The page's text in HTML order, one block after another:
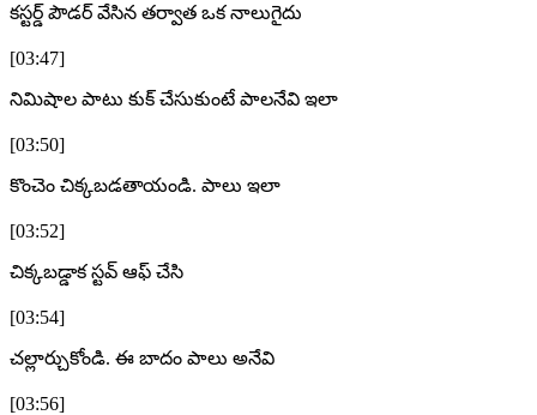
కస్టర్డ్ పౌడర్ వేసిన తర్వాత ఒక నాలుగైదు
[03:47]
నిమిషాల పాటు కుక్ చేసుకుంటే పాలనేవి ఇలా
[03:50]
కొంచెం చిక్కబడతాయండి. పాలు ఇలా
[03:52]
చిక్కబడ్డాక స్టవ్ ఆఫ్ చేసి
[03:54]
చల్లార్చుకోండి. ఈ బాదం పాలు అనేవి
[03:56]